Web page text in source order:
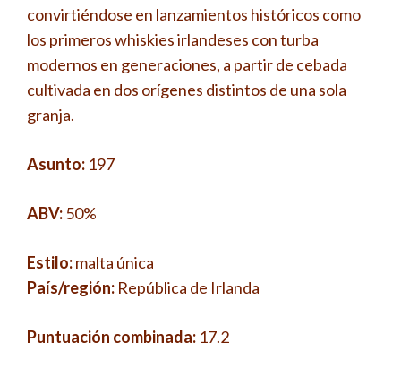
convirtiéndose en lanzamientos históricos como
los primeros whiskies irlandeses con turba
modernos en generaciones, a partir de cebada
cultivada en dos orígenes distintos de una sola
granja.
Asunto: 197
ABV:50%
Estilo:malta única
País/región: República de Irlanda
Puntuación combinada: 17.2